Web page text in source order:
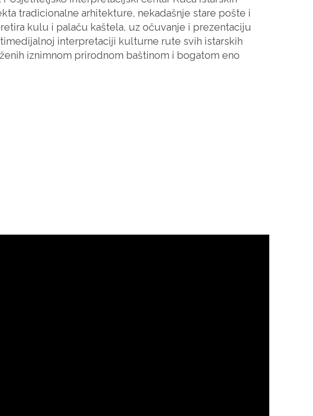
tradicionalne arhitekture, nekadašnje stare pošte i
kulu i palaču kaštela, uz očuvanje i prezentaciju
interpretaciji kulturne rute svih istarskih
iznimnom prirodnom baštinom i bogatom eno